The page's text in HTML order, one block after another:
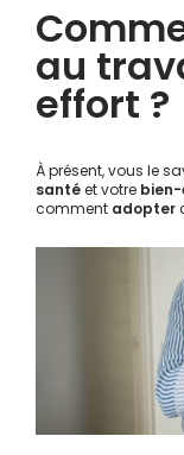
au
effort ?
À présent, vous le
santéet votre
comment adopter